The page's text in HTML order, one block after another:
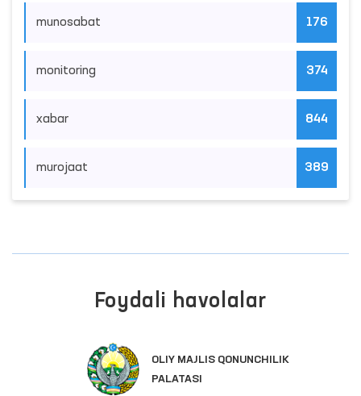
munosabat 176
monitoring 374
xabar 844
murojaat 389
Foydali havolalar
OLIY MAJLIS QONUNCHILIK
PALATASI